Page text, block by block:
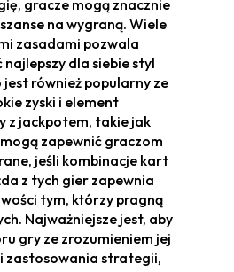
gracze mogą znacznie
na wygraną. Wiele
zasadami pozwala
dla siebie styl
jest również popularny ze
zyski i element
z jackpotem, takie jak
zapewnić graczom
jeśli kombinacje kart
z tych gier zapewnia
tym, którzy pragną
Najważniejsze jest, aby
gry ze zrozumieniem jej
zastosowania strategii,